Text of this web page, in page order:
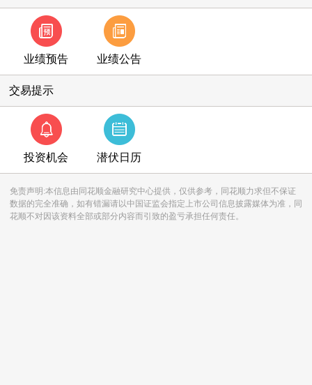
业绩预告 业绩公告
交易提示
投资机会 潜伏日历
免责声明:本信息由同花顺金融研究中心提供，仅供参考，同花顺力求但不保证
数据的完全准确，如有错漏请以中国证监会指定上市公司信息披露媒体为准，同
花顺不对因该资料全部或部分内容而引致的盈亏承担任何责任。